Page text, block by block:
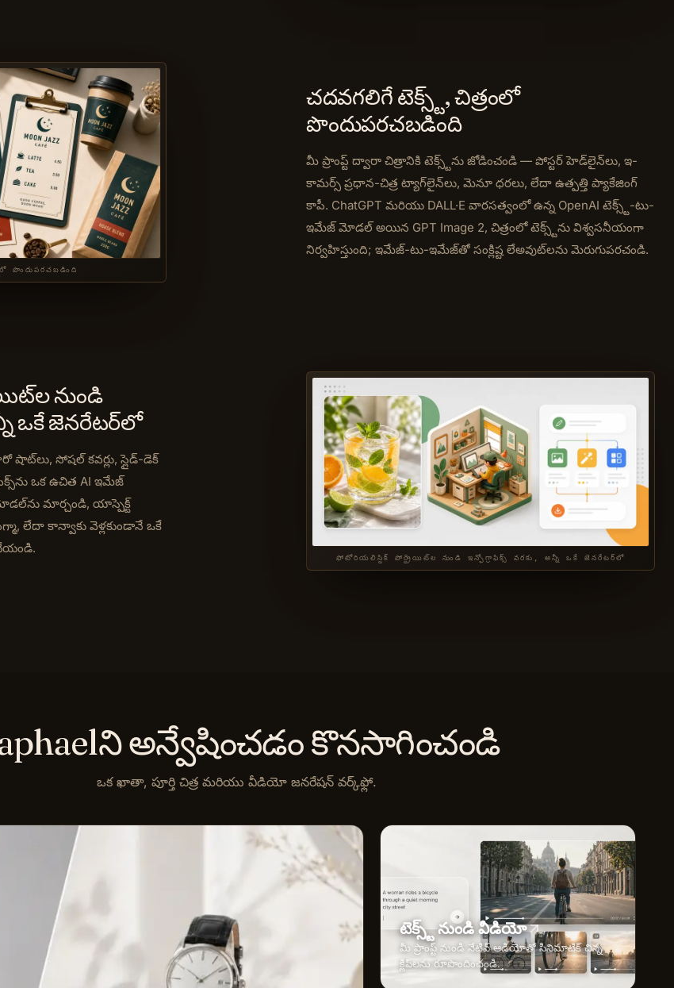
పొందుపరచబడింది
చదవగలిగే టెక్స్ట్, చిత్రంలో
పొందుపరచబడింది
మీ ప్రాంప్ట్ ద్వారా చిత్రానికి టెక్స్ట్‌ను జోడించండి — పోస్టర్ హెడ్‌లైన్‌లు, ఇ-
కామర్స్ ప్రధాన-చిత్ర ట్యాగ్‌లైన్‌లు, మెనూ ధరలు, లేదా ఉత్పత్తి ప్యాకేజింగ్
కాపీ. ChatGPT మరియు DALL·E వారసత్వంలో ఉన్న OpenAI టెక్స్ట్-టు-
ఇమేజ్ మోడల్ అయిన GPT Image 2, చిత్రంలో టెక్స్ట్‌ను విశ్వసనీయంగా
నిర్వహిస్తుంది; ఇమేజ్-టు-ఇమేజ్‌తో సంక్లిష్ట లేఅవుట్‌లను మెరుగుపరచండి.
ఫోటోరియలిస్టిక్ పోర్ట్రెయిట్‌ల నుండి ఇన్ఫోగ్రాఫిక్స్ వరకు, అన్నీ ఒకే జెనరేటర్‌లో
నుండి
ఒకే జెనరేటర్‌లో
సోషల్ కవర్లు, స్లైడ్-డెక్
ఒక ఉచిత AI ఇమేజ్
మార్చండి, యాస్పెక్ట్
లేదా కాన్వాకు వెళ్లకుండానే ఒకే
అన్వేషించడం కొనసాగించండి
ఒక ఖాతా, పూర్తి చిత్ర మరియు వీడియో జనరేషన్ వర్క్‌ఫ్లో.
టెక్స్ట్ నుండి వీడియో
మీ ప్రాంప్ట్ నుండి నేటివ్ ఆడియోతో సినిమాటిక్ చిన్న
క్లిప్‌లను రూపొందించండి.